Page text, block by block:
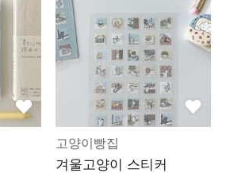
고양이빵집
겨울고양이 스티커